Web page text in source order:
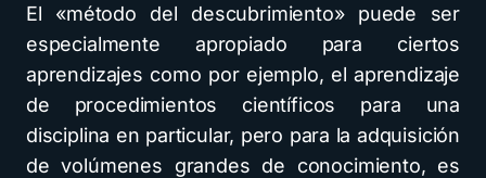
El «método del descubrimiento» puede ser
especialmente apropiado para ciertos
aprendizajes como por ejemplo, el aprendizaje
de procedimientos científicos para una
disciplina en particular, pero para la adquisición
de volúmenes grandes de conocimiento, es